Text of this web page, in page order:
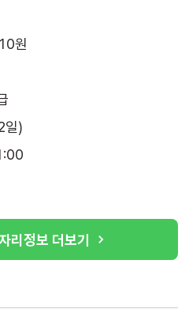
원
일)
리정보 더보기